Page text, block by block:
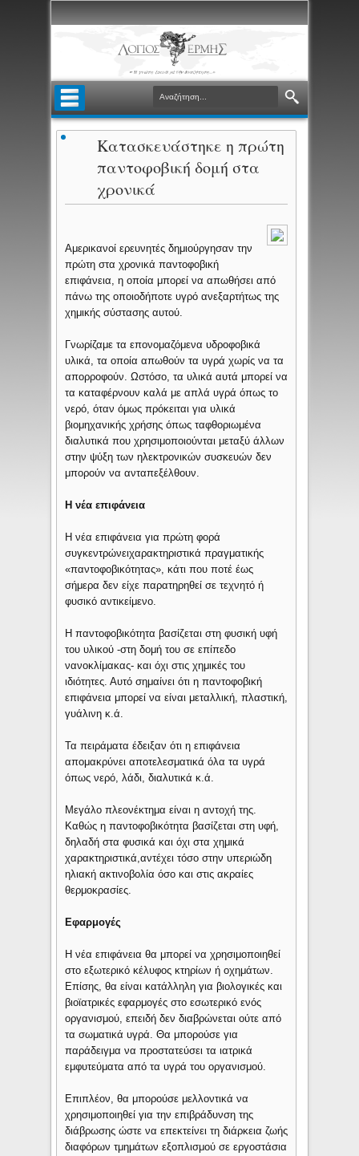
Κατασκευάστηκε η πρώτη
παντοφοβική δομή στα
χρονικά
Αμερικανοί ερευνητές δημιούργησαν την
πρώτη στα χρονικά παντοφοβική
επιφάνεια, η οποία μπορεί να απωθήσει από
πάνω της οποιοδήποτε υγρό ανεξαρτήτως της
χημικής σύστασης αυτού.
Γνωρίζαμε τα επονομαζόμενα υδροφοβικά
υλικά, τα οποία απωθούν τα υγρά χωρίς να τα
απορροφούν. Ωστόσο, τα υλικά αυτά μπορεί να
τα καταφέρνουν καλά με απλά υγρά όπως το
νερό, όταν όμως πρόκειται για υλικά
βιομηχανικής χρήσης όπως ταφθοριωμένα
διαλυτικά που χρησιμοποιούνται μεταξύ άλλων
στην ψύξη των ηλεκτρονικών συσκευών δεν
μπορούν να ανταπεξέλθουν.
Η νέα επιφάνεια
Η νέα επιφάνεια για πρώτη φορά
συγκεντρώνειχαρακτηριστικά πραγματικής
«παντοφοβικότητας», κάτι που ποτέ έως
σήμερα δεν είχε παρατηρηθεί σε τεχνητό ή
φυσικό αντικείμενο.
Η παντοφοβικότητα βασίζεται στη φυσική υφή
του υλικού -στη δομή του σε επίπεδο
νανοκλίμακας- και όχι στις χημικές του
ιδιότητες. Αυτό σημαίνει ότι η παντοφοβική
επιφάνεια μπορεί να είναι μεταλλική, πλαστική,
γυάλινη κ.ά.
Τα πειράματα έδειξαν ότι η επιφάνεια
απομακρύνει αποτελεσματικά όλα τα υγρά
όπως νερό, λάδι, διαλυτικά κ.ά.
Μεγάλο πλεονέκτημα είναι η αντοχή της.
Καθώς η παντοφοβικότητα βασίζεται στη υφή,
δηλαδή στα φυσικά και όχι στα χημικά
χαρακτηριστικά,αντέχει τόσο στην υπεριώδη
ηλιακή ακτινοβολία όσο και στις ακραίες
θερμοκρασίες.
Εφαρμογές
Η νέα επιφάνεια θα μπορεί να χρησιμοποιηθεί
στο εξωτερικό κέλυφος κτηρίων ή οχημάτων.
Επίσης, θα είναι κατάλληλη για βιολογικές και
βιοϊατρικές εφαρμογές στο εσωτερικό ενός
οργανισμού, επειδή δεν διαβρώνεται ούτε από
τα σωματικά υγρά. Θα μπορούσε για
παράδειγμα να προστατεύσει τα ιατρικά
εμφυτεύματα από τα υγρά του οργανισμού.
Επιπλέον, θα μπορούσε μελλοντικά να
χρησιμοποιηθεί για την επιβράδυνση της
διάβρωσης ώστε να επεκτείνει τη διάρκεια ζωής
διαφόρων τμημάτων εξοπλισμού σε εργοστάσια